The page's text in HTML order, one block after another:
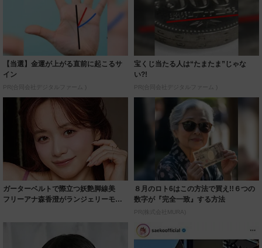
【当選】金運が上がる直前に起こるサ
イン
PR(合同会社デジタルファーム )
宝くじ当たる人は“たまたま”じゃな
い?!
PR(合同会社デジタルファーム )
ガーターベルトで際立つ妖艶脚線美
フリーアナ森香澄がランジェリーモデ
８月のロト6はこの方法で買え!!６つの
数字が『完全一致』する方法
PR(株式会社MURA)